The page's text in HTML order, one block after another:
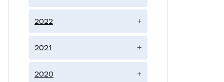
2022 +
2021 +
2020 +